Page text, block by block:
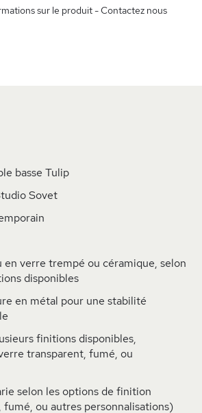
sur le produit - Contactez nous
basse Tulip
Sovet
en verre trempé ou céramique, selon
disponibles
en métal pour une stabilité
finitions disponibles,
transparent, fumé, ou
selon les options de finition
fumé, ou autres personnalisations)